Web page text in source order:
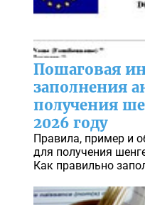
Пошаговая
заполнения
получения
2026 году
Правила, пример и
для получения
Как правильно